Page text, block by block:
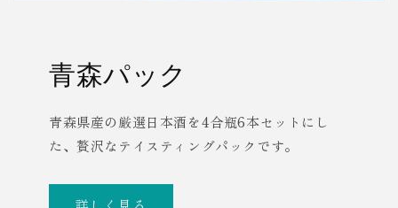
青森パック
青森県産の厳選日本酒を4合瓶6本セットにし
た、贅沢なテイスティングパックです。